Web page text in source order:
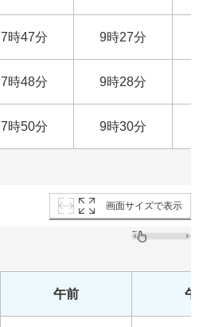
7時47分 9時27分
7時48分 9時28分
7時50分 9時30分
画面サイズで表示
午前